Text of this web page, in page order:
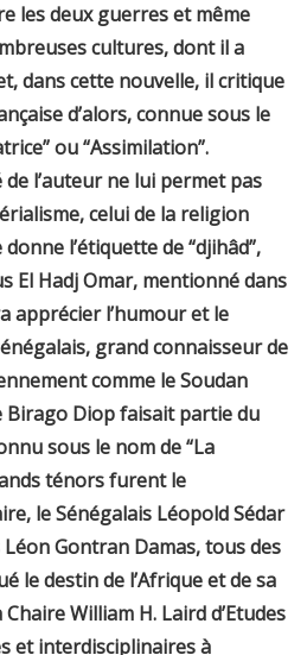
les deux guerres et même
cultures, dont il a
dans cette nouvelle, il critique
d’alors, connue sous le
ou “Assimilation”.
l’auteur ne lui permet pas
celui de la religion
l’étiquette de “djihâd”,
El Hadj Omar, mentionné dans
apprécier l’humour et le
grand connaisseur de
comme le Soudan
Birago Diop faisait partie du
sous le nom de “La
ténors furent le
le Sénégalais Léopold Sédar
Gontran Damas, tous des
le destin de l’Afrique et de sa
William H. Laird d’Etudes
et interdisciplinaires à